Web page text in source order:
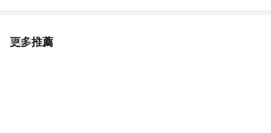
更多推薦
看更多